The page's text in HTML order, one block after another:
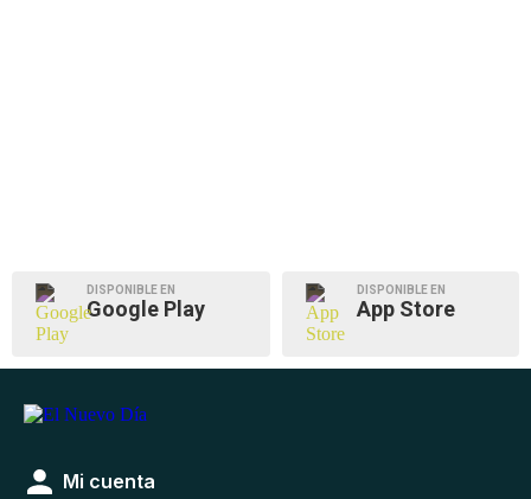
DISPONIBLE EN
Google Play
DISPONIBLE EN
App Store
Mi cuenta